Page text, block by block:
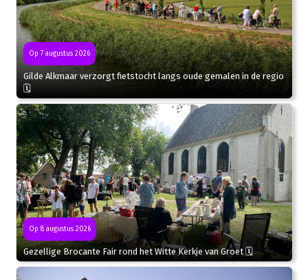
Op 7 augustus 2026
Gilde Alkmaar verzorgt fietstocht langs oude gemalen in de regio
🗓
Op 8 augustus 2026
Gezellige Brocante Fair rond het Witte Kerkje van Groet 🗓